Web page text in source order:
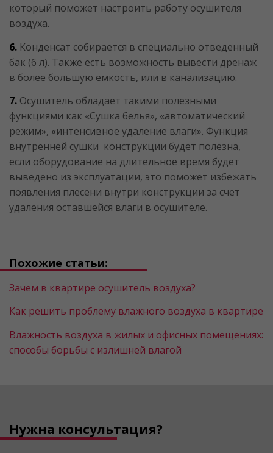
который поможет настроить работу осушителя
воздуха.
6. Конденсат собирается в специально отведенный
бак (6 л). Также есть возможность вывести дренаж
в более большую емкость, или в канализацию.
7. Осушитель обладает такими полезными
функциями как «Сушка белья», «автоматический
режим», «интенсивное удаление влаги». Функция
внутренней сушки конструкции будет полезна,
если оборудование на длительное время будет
выведено из эксплуатации, это поможет избежать
появления плесени внутри конструкции за счет
удаления оставшейся влаги в осушителе.
Похожие статьи:
Зачем в квартире осушитель воздуха?
Как решить проблему влажного воздуха в квартире
Влажность воздуха в жилых и офисных помещениях:
способы борьбы с излишней влагой
Нужна консультация?